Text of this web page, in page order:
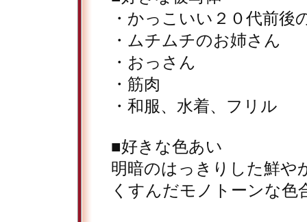
・かっこいい２０代前後
・ムチムチのお姉さん
・おっさん
・筋肉
・和服、水着、フリル
■好きな色あい
明暗のはっきりした鮮や
くすんだモノトーンな色